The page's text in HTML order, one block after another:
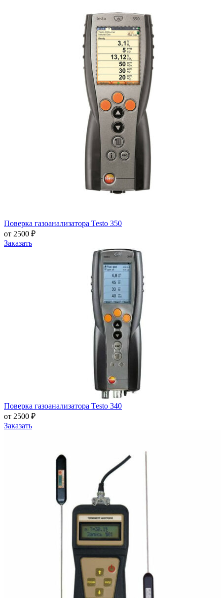
Поверка газоанализатора Testo 350
от 2500 ₽
Заказать
Поверка газоанализатора Testo 340
от 2500 ₽
Заказать